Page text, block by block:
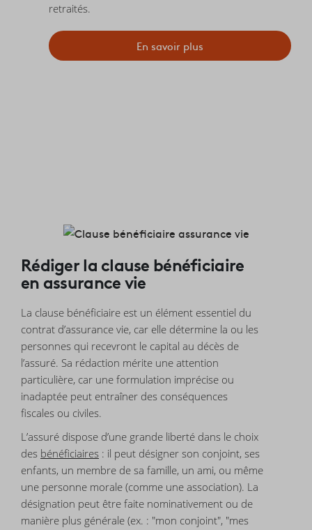
retraités.
En savoir plus
Rédiger la clause bénéficiaire
en assurance vie
La clause bénéficiaire est un élément essentiel du
contrat d’assurance vie, car elle détermine la ou les
personnes qui recevront le capital au décès de
l’assuré. Sa rédaction mérite une attention
particulière, car une formulation imprécise ou
inadaptée peut entraîner des conséquences
fiscales ou civiles.
L’assuré dispose d’une grande liberté dans le choix
des bénéficiaires : il peut désigner son conjoint, ses
enfants, un membre de sa famille, un ami, ou même
une personne morale (comme une association). La
désignation peut être faite nominativement ou de
manière plus générale (ex. : "mon conjoint", "mes